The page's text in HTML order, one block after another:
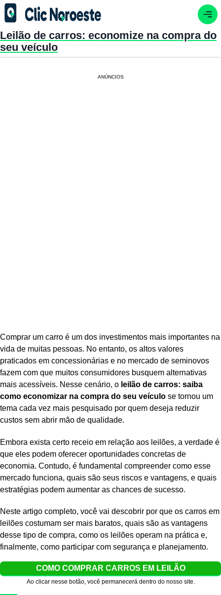
Leilão de carros: economize na compra do
seu veículo
ANÚNCIOS
Comprar um carro é um dos investimentos mais importantes na
vida de muitas pessoas. No entanto, os altos valores
praticados em concessionárias e no mercado de seminovos
fazem com que muitos consumidores busquem alternativas
mais acessíveis. Nesse cenário, o leilão de carros: saiba
como economizar na compra do seu veículo se tornou um
tema cada vez mais pesquisado por quem deseja reduzir
custos sem abrir mão de qualidade.
Embora exista certo receio em relação aos leilões, a verdade é
que eles podem oferecer oportunidades concretas de
economia. Contudo, é fundamental compreender como esse
mercado funciona, quais são seus riscos e vantagens, e quais
estratégias podem aumentar as chances de sucesso.
Neste artigo completo, você vai descobrir por que os carros em
leilões costumam ser mais baratos, quais são as vantagens
desse tipo de compra, como os leilões operam na prática e,
finalmente, como participar com segurança e planejamento.
COMO COMPRAR CARROS EM LEILÃO
Ao clicar nesse botão, você permanecerá dentro do nosso site.